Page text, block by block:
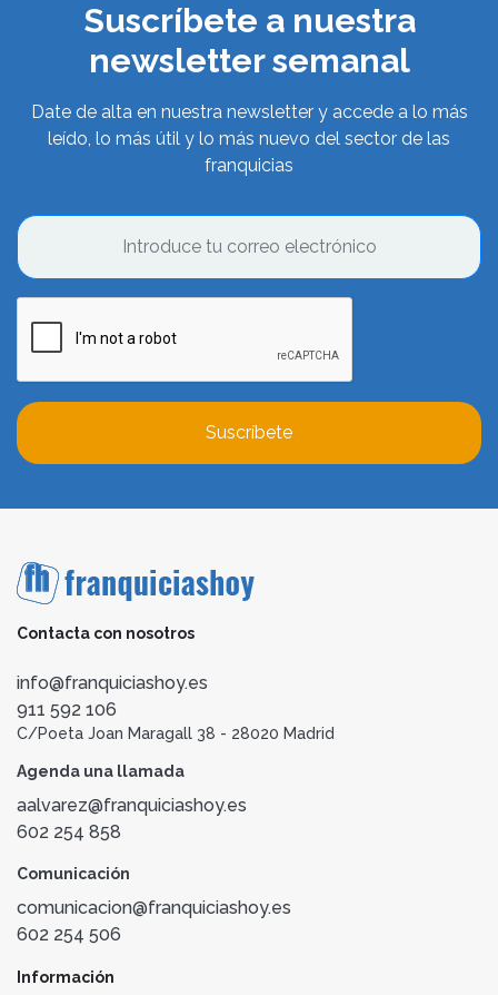
Suscríbete a nuestra
newsletter semanal
Date de alta en nuestra newsletter y accede a lo más
leído, lo más útil y lo más nuevo del sector de las
franquicias
Suscríbete
Contacta con nosotros
info@franquiciashoy.es
911 592 106
C/Poeta Joan Maragall 38 - 28020 Madrid
Agenda una llamada
aalvarez@franquiciashoy.es
602 254 858
Comunicación
comunicacion@franquiciashoy.es
602 254 506
Información